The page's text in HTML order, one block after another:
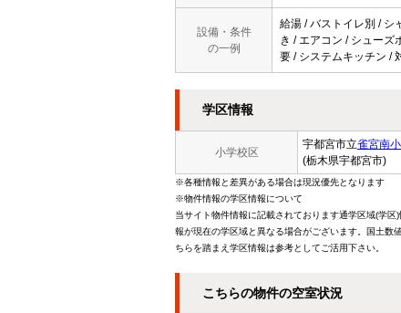
設備・条件
の一例
給湯 / バストイレ別 / シ
き / エアコン / シューズ
要 / システムキッチン /
学区情報
小学校区
宇都宮市立雀宮南
(栃木県宇都宮市)
※各種情報と差異がある場合は現況優先となります
※物件情報の学区情報について
当サイト物件情報に記載されております通学区域(学
報が現在の学区域と異なる場合がございます。国土数
ちらを踏まえ学区情報は参考としてご活用下さい。
こちらの物件の空室状況